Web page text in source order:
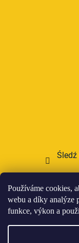
Používáme cookies,
webu a díky analýze
funkce, výkon a
Przyjmujemy